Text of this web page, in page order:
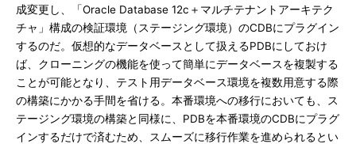
成変更し、「Oracle Database 12c＋マルチテナントアーキテク
チャ」構成の検証環境（ステージング環境）のCDBにプラグイン
するのだ。仮想的なデータベースとして扱えるPDBにしておけ
ば、クローニングの機能を使って簡単にデータベースを複製する
ことが可能となり、テスト用データベース環境を複数用意する際
の構築にかかる手間を省ける。本番環境への移行においても、ス
テージング環境の構築と同様に、PDBを本番環境のCDBにプラグ
インするだけで済むため、スムーズに移行作業を進められるとい